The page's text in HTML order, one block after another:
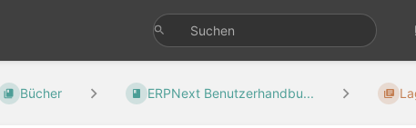
Bücher ERPNext Benutzerhandbu...